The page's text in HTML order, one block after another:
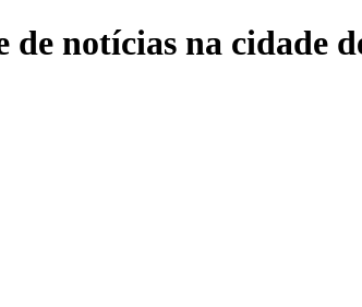
notícias na cidade